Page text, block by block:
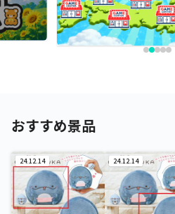
おすすめ景品
24.12.14 24.12.14